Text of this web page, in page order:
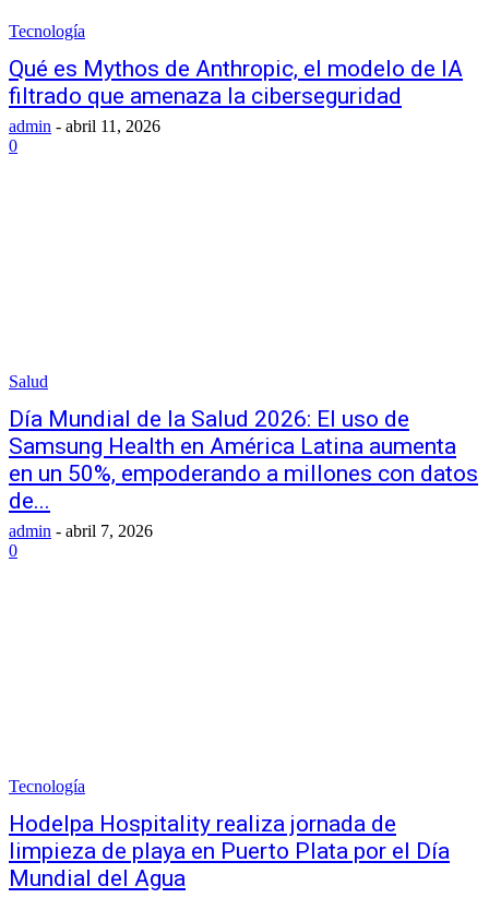
Tecnología
Qué es Mythos de Anthropic, el modelo de IA
filtrado que amenaza la ciberseguridad
admin - abril 11, 2026
0
Salud
Día Mundial de la Salud 2026: El uso de
Samsung Health en América Latina aumenta
en un 50%, empoderando a millones con datos
de...
admin - abril 7, 2026
0
Tecnología
Hodelpa Hospitality realiza jornada de
limpieza de playa en Puerto Plata por el Día
Mundial del Agua